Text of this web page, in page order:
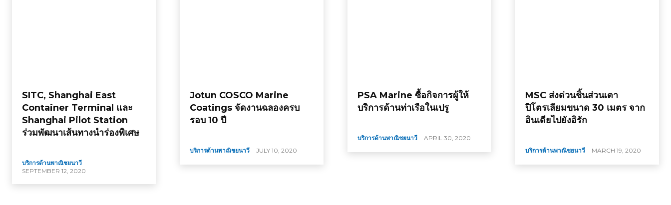
SITC, Shanghai East
Container Terminal และ
Shanghai Pilot Station
ร่วมพัฒนาเส้นทางนำร่องพิเศษ
บริการด้านพาณิชยนาวี
SEPTEMBER 12, 2020
Jotun COSCO Marine
Coatings จัดงานฉลองครบ
รอบ 10 ปี
บริการด้านพาณิชยนาวี JULY 10, 2020
PSA Marine ซื้อกิจการผู้ให้
บริการด้านท่าเรือในเปรู
บริการด้านพาณิชยนาวี APRIL 30, 2020
MSC ส่งด่วนชิ้นส่วนเตา
ปิโตรเลียมขนาด 30 เมตร จาก
อินเดียไปยังอิรัก
บริการด้านพาณิชยนาวี MARCH 19, 2020